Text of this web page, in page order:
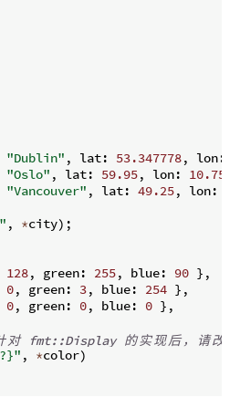
"Dublin" , lat: 53.347778, lon:
"Oslo" , lat: 59.95, lon: 10.75
"Vancouver" , lat: 49.25, lon:
, *city) ;
128, green: 255, blue: 90 } ,
0, green: 3, blue: 254 } ,
0, green: 0, blue: 0 } ,
对 fmt::Display 的 实现后 ， 请改
, *color)